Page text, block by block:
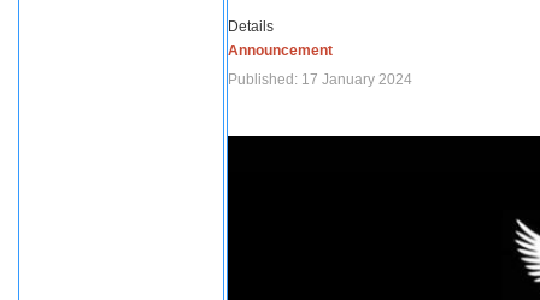
Details
Announcement
Published: 17 January 2024